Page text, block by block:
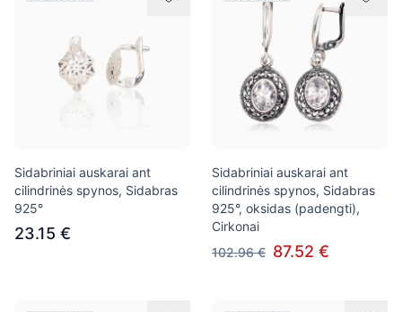
Sidabriniai auskarai ant
cilindrinės spynos, Sidabras
925°
23.15 €
Sidabriniai auskarai ant
cilindrinės spynos, Sidabras
925°, oksidas (padengti),
Cirkonai
102.96 € 87.52 €